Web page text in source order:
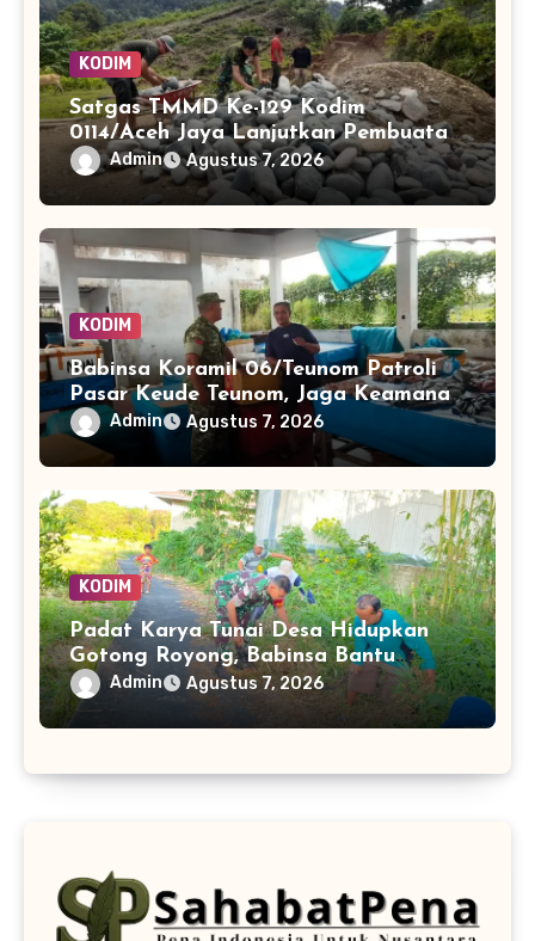
KODIM
Satgas TMMD Ke-129 Kodim
0114/Aceh Jaya Lanjutkan Pembuatan
Jembatan Kayu 4×6
Admin Agustus 7, 2026
KODIM
Babinsa Koramil 06/Teunom Patroli
Pasar Keude Teunom, Jaga Keamanan
dan Kenyamanan Aktivitas Warga
Admin Agustus 7, 2026
KODIM
Padat Karya Tunai Desa Hidupkan
Gotong Royong, Babinsa Bantu
Bersihkan Akses Warga
Admin Agustus 7, 2026